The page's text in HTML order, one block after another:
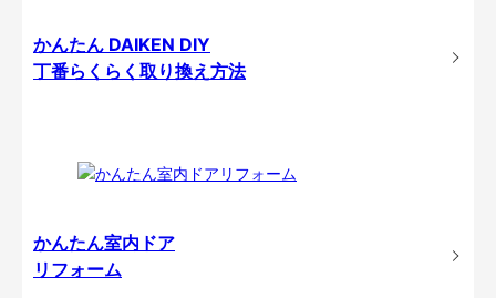
かんたん DAIKEN DIY
丁番らくらく取り換え方法
かんたん室内ドア
リフォーム